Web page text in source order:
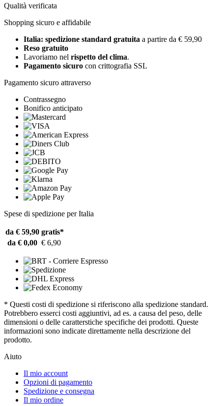
Qualità verificata
Shopping sicuro e affidabile
Italia: spedizione standard gratuita a partire da € 59,90
Reso gratuito
Lavoriamo nel rispetto del clima.
Pagamento sicuro con crittografia SSL
Pagamento sicuro attraverso
Contrassegno
Bonifico anticipato
Spese di spedizione per Italia
da € 59,90 gratis*
da € 0,00 € 6,90
* Questi costi di spedizione si riferiscono alla spedizione standard.
Potrebbero esserci costi aggiuntivi, ad es. a causa del peso, delle
dimensioni o delle caratterstiche specifiche dei prodotti. Queste
informazioni sono indicate direttamente nella descrizione del
prodotto.
Aiuto
Il mio account
Opzioni di pagamento
Spedizione e consegna
Il mio ordine